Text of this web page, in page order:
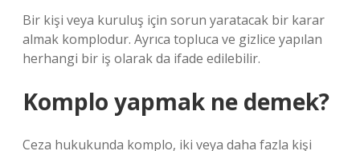
Bir kişi veya kuruluş için sorun yaratacak bir karar
almak komplodur. Ayrıca topluca ve gizlice yapılan
herhangi bir iş olarak da ifade edilebilir.
Komplo yapmak ne demek?
Ceza hukukunda komplo, iki veya daha fazla kişi